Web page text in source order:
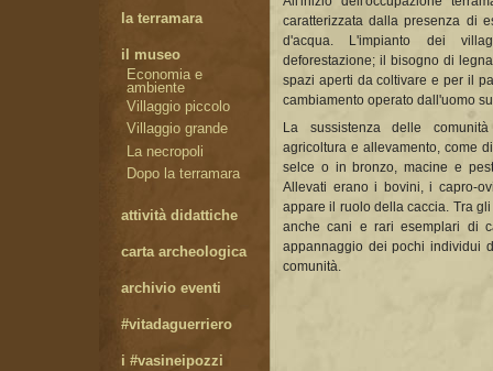
caratterizzata dalla presenza di
d'acqua. L'impianto dei
deforestazione; il bisogno di
spazi aperti da coltivare e per il
cambiamento operato dall'uomo
La sussistenza delle
agricoltura e allevamento, come
selce o in bronzo, macine e
Allevati erano i bovini, i capro-
appare il ruolo della caccia. Tra
anche cani e rari esemplari di
appannaggio dei pochi individui
comunità.
la terramara
il museo
Economia e
ambiente
Villaggio piccolo
Villaggio grande
La necropoli
Dopo la terramara
attività didattiche
carta archeologica
archivio eventi
#vitadaguerriero
i #vasineipozzi